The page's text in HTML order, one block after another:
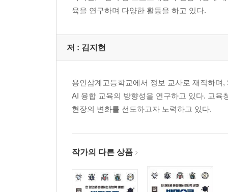
육을 연구하며 다양한 활동을 하고 있다.
저 : 김지현
용인삼계고등학교에서 정보 교사로 재직하며
AI 융합 교육의 방향성을 연구하고 있다. 교육
현장의 변화를 선도하고자 노력하고 있다.
작가의 다른 상품